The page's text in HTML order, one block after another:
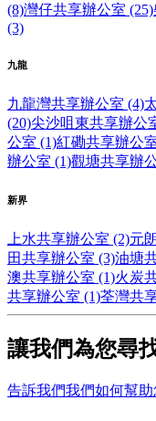
(8)灣仔共享辦公室 (25)
(3)
九龍
九龍灣共享辦公室 (4)
(20)尖沙咀東共享辦公
公室 (1)紅磡共享辦公
辦公室 (1)觀塘共享辦
新界
上水共享辦公室 (2)元
田共享辦公室 (3)油塘
澳共享辦公室 (1)火炭
共享辦公室 (1)荃灣共
讓我們為您尋
告訴我們我們如何幫助